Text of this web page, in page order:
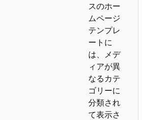
スのホー
ムページ
テンプレ
ートに
は、メデ
ィアが異
なるカテ
ゴリーに
分類され
て表示さ